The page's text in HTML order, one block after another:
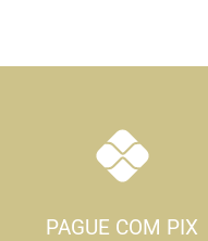
PAGUE COM PIX